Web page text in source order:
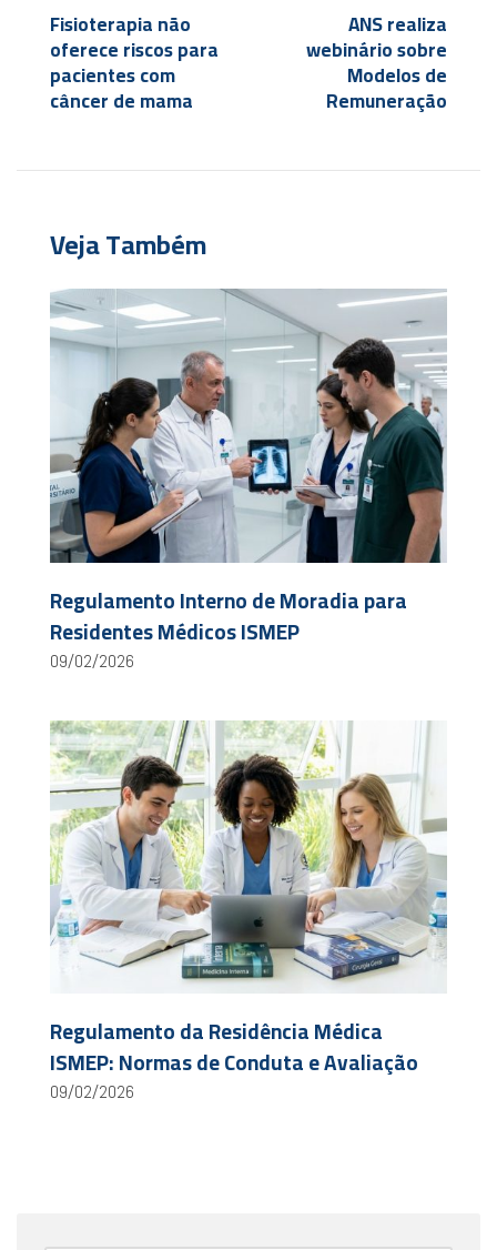
Fisioterapia não
oferece riscos para
pacientes com
câncer de mama
ANS realiza
webinário sobre
Modelos de
Remuneração
Veja Também
Regulamento Interno de Moradia para
Residentes Médicos ISMEP
09/02/2026
Regulamento da Residência Médica
ISMEP: Normas de Conduta e Avaliação
09/02/2026